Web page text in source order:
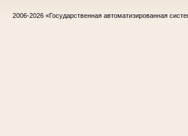
2006-2026 «Государственная автоматизированная